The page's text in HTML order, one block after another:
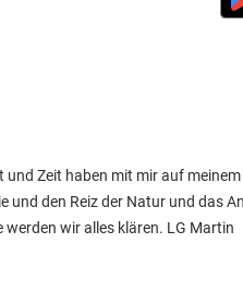
Zeit haben mit mir auf
den Reiz der Natur und das
wir alles klären. LG Martin